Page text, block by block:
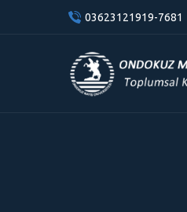
03623121919-7681